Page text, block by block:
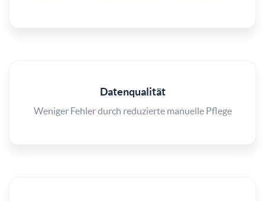
Datenqualität
Weniger Fehler durch reduzierte manuelle Pflege